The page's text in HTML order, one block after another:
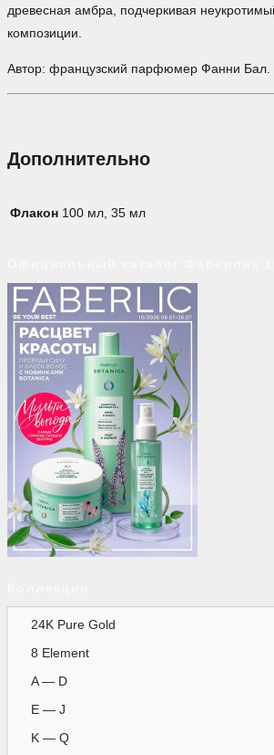
древесная амбра, подчеркивая
композиции.
Автор: французский парфюмер Фанни Бал.
Дополнительно
Флакон 100 мл, 35 мл
24K Pure Gold
8 Element
A — D
E — J
K — Q